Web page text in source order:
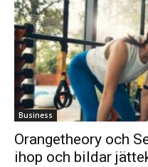
Business
Orangetheory och
ihop och bildar